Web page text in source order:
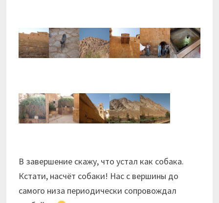
В завершение скажу, что устал как собака.
Кстати, насчёт собаки! Нас с вершины до
самого низа периодически сопровождал